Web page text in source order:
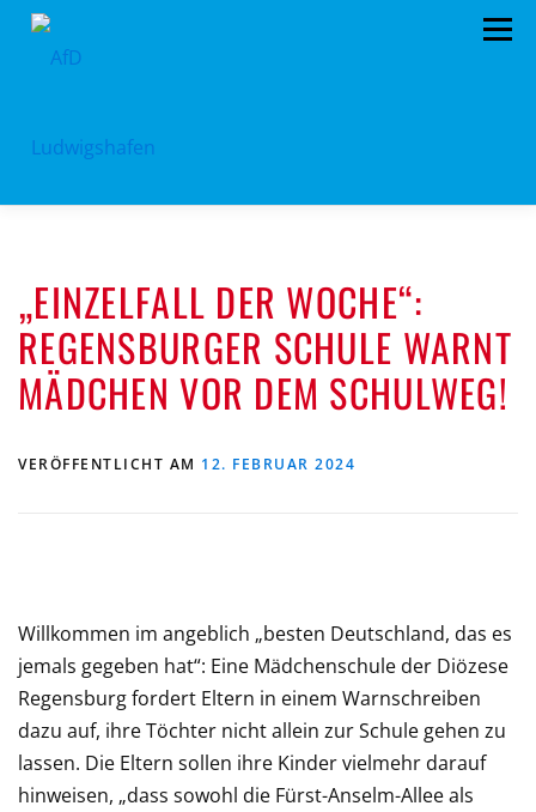
Zum
Menü
PROGRAMM KONTAKT SPENDEN
„EINZELFALL DER WOCHE“:
REGENSBURGER SCHULE WARNT
MÄDCHEN VOR DEM SCHULWEG!
VERÖFFENTLICHT AM 12. FEBRUAR 2024
Willkommen im angeblich „besten Deutschland, das es
jemals gegeben hat“: Eine Mädchenschule der Diözese
Regensburg fordert Eltern in einem Warnschreiben
dazu auf, ihre Töchter nicht allein zur Schule gehen zu
lassen. Die Eltern sollen ihre Kinder vielmehr darauf
hinweisen, „dass sowohl die Fürst-Anselm-Allee als